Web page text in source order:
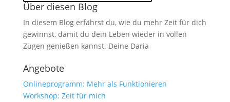
Über diesen Blog
In diesem Blog erfährst du, wie du mehr Zeit für dich
gewinnst, damit du dein Leben wieder in vollen
Zügen genießen kannst. Deine Daria
Angebote
Onlineprogramm: Mehr als Funktionieren
Workshop: Zeit für mich